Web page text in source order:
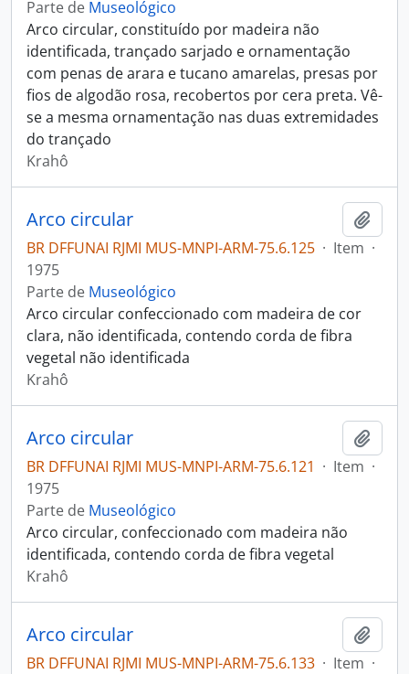
Parte de Museológico
Arco circular, constituído por madeira não
identificada, trançado sarjado e ornamentação
com penas de arara e tucano amarelas, presas por
fios de algodão rosa, recobertos por cera preta. Vê-
se a mesma ornamentação nas duas extremidades
do trançado
Krahô
Arco circular
BR DFFUNAI RJMI MUS-MNPI-ARM-75.6.125 · Item ·
1975
Parte de Museológico
Arco circular confeccionado com madeira de cor
clara, não identificada, contendo corda de fibra
vegetal não identificada
Krahô
Arco circular
BR DFFUNAI RJMI MUS-MNPI-ARM-75.6.121 · Item ·
1975
Parte de Museológico
Arco circular, confeccionado com madeira não
identificada, contendo corda de fibra vegetal
Krahô
Arco circular
BR DFFUNAI RJMI MUS-MNPI-ARM-75.6.133 · Item ·